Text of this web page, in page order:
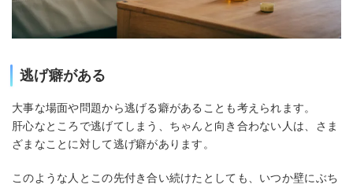
逃げ癖がある
大事な場面や問題から逃げる癖があることも考えられます。
肝心なところで逃げてしまう、ちゃんと向き合わない人は、さま
ざまなことに対して逃げ癖があります。
このような人とこの先付き合い続けたとしても、いつか壁にぶち